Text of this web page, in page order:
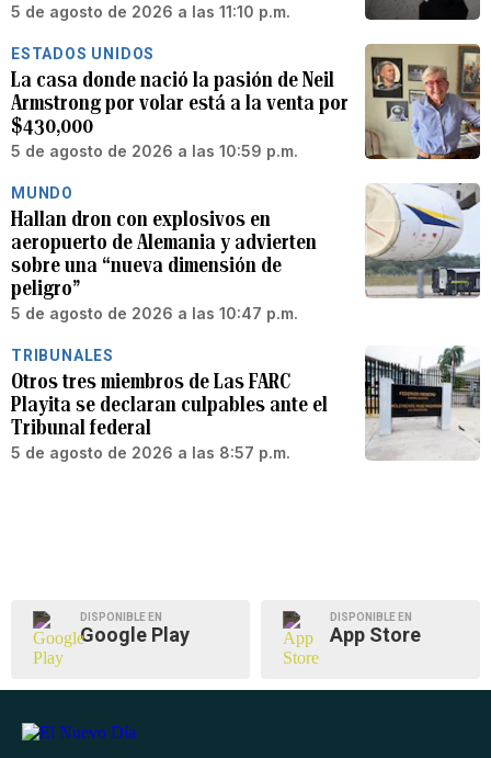
5 de agosto de 2026 a las 11:10 p.m.
ESTADOS UNIDOS
La casa donde nació la pasión de Neil
Armstrong por volar está a la venta por
$430,000
5 de agosto de 2026 a las 10:59 p.m.
MUNDO
Hallan dron con explosivos en
aeropuerto de Alemania y advierten
sobre una “nueva dimensión de
peligro”
5 de agosto de 2026 a las 10:47 p.m.
TRIBUNALES
Otros tres miembros de Las FARC
Playita se declaran culpables ante el
Tribunal federal
5 de agosto de 2026 a las 8:57 p.m.
DISPONIBLE EN
Google Play
DISPONIBLE EN
App Store